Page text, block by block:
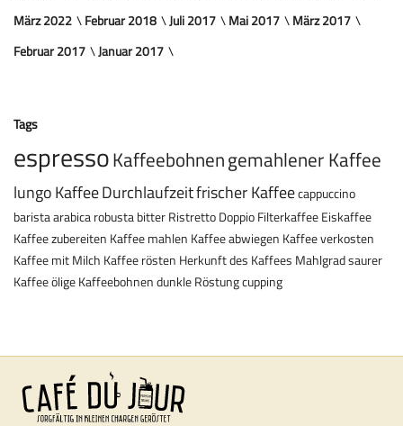
März 2022
Februar 2018 Juli 2017 Mai 2017
März 2017
Februar 2017
Januar 2017
Tags
espressoKaffeebohnengemahlener Kaffee
lungoKaffeeDurchlaufzeitfrischer Kaffeecappuccino
baristaarabicarobustabitterRistrettoDoppioFilterkaffeeEiskaffee
Kaffee zubereiten Kaffee mahlen Kaffee abwiegen Kaffee verkosten
Kaffee mit Milch Kaffee rösten Herkunft des Kaffees Mahlgradsaurer
Kaffeeölige Kaffeebohnendunkle Röstungcupping